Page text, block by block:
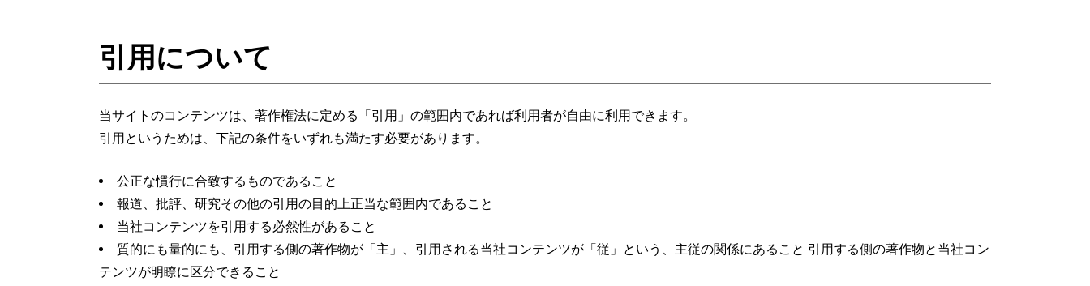
引用について
当サイトのコンテンツは、著作権法に定める「引用」の範囲内であれば利用者が自由に利用できます。
引用というためは、下記の条件をいずれも満たす必要があります。
公正な慣行に合致するものであること
報道、批評、研究その他の引用の目的上正当な範囲内であること
当社コンテンツを引用する必然性があること
質的にも量的にも、引用する側の著作物が「主」、引用される当社コンテンツが「従」という、主従の関係にあること 引用する側の著作物と当社コン
テンツが明瞭に区分できること